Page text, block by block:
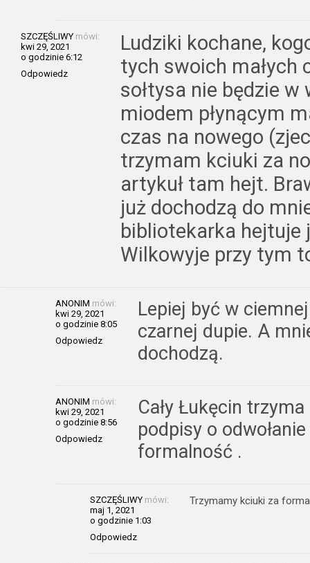
SZCZĘŚLIWY mówi:
kwi 29, 2021
o godzinie 6:12
Odpowiedz
Ludziki kochane,
tych swoich małych
sołtysa nie będzie
miodem płynącym
czas na nowego
trzymam kciuki za
artykuł tam hejt.
już dochodzą do
bibliotekarka hejtuje
Wilkowyje przy tym
ANONIM mówi:
kwi 29, 2021
o godzinie 8:05
Odpowiedz
Lepiej być w
czarnej dupie. A
dochodzą.
ANONIM mówi:
kwi 29, 2021
o godzinie 8:56
Odpowiedz
Cały Łukęcin
podpisy o
formalność .
SZCZĘŚLIWY mówi:
maj 1, 2021
o godzinie 1:03
Odpowiedz
Trzymamy kciuki za